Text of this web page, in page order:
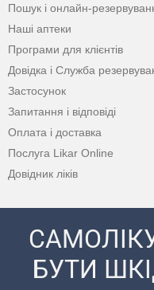
Пошук і онлайн-
Наші аптеки
Програми для клієнтів
Довідка і Служба
Застосунок
Запитання і відповіді
Оплата і доставка
Послуга Likar Online
Довідник ліків
БУТИ